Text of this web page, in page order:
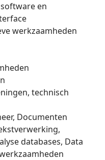
en
werkzaamheden
technisch
Documenten
databases, Data